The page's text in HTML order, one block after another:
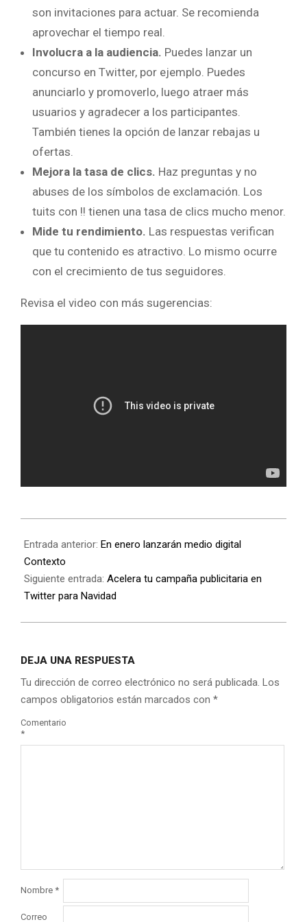
son invitaciones para actuar. Se recomienda
aprovechar el tiempo real.
Involucra a la audiencia. Puedes lanzar un
concurso en Twitter, por ejemplo. Puedes
anunciarlo y promoverlo, luego atraer más
usuarios y agradecer a los participantes.
También tienes la opción de lanzar rebajas u
ofertas.
Mejora la tasa de clics. Haz preguntas y no
abuses de los símbolos de exclamación. Los
tuits con !! tienen una tasa de clics mucho menor.
Mide tu rendimiento. Las respuestas verifican
que tu contenido es atractivo. Lo mismo ocurre
con el crecimiento de tus seguidores.
Revisa el video con más sugerencias:
Entrada anterior: En enero lanzarán medio digital
Contexto
Siguiente entrada: Acelera tu campaña publicitaria en
Twitter para Navidad
DEJA UNA RESPUESTA
Tu dirección de correo electrónico no será publicada. Los
campos obligatorios están marcados con *
Comentario
*
Nombre *
Correo